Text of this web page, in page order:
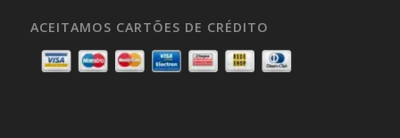
ACEITAMOS CARTÕES DE CRÉDITO